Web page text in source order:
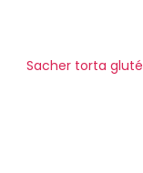
Sacher torta